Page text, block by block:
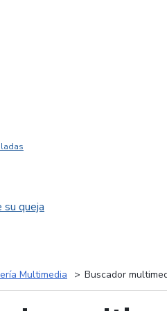
queja
Multimedia Buscador